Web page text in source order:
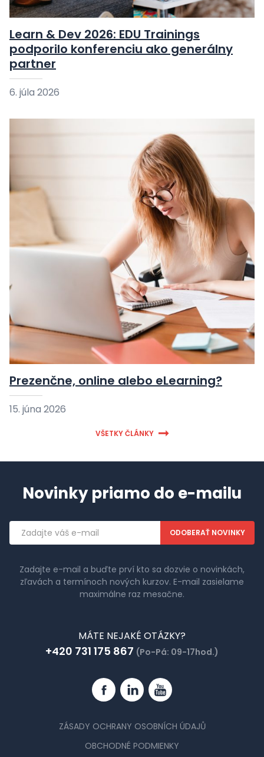
Learn & Dev 2026: EDU Trainings
podporilo konferenciu ako generálny
partner
6. júla 2026
Prezenčne, online alebo eLearning?
15. júna 2026
VŠETKY ČLÁNKY
Novinky priamo do e-mailu
Emailová
adresa
Zadajte e-mail a buďte prví kto sa dozvie o novinkách,
zľavách a termínoch nových kurzov. E-mail zasielame
maximálne raz mesačne.
MÁTE NEJAKÉ OTÁZKY?
+420 731 175 867 (Po-Pá: 09-17hod.)
FacebookLinkedinYouTube
ZÁSADY OCHRANY OSOBNÍCH ÚDAJŮ
OBCHODNÉ PODMIENKY